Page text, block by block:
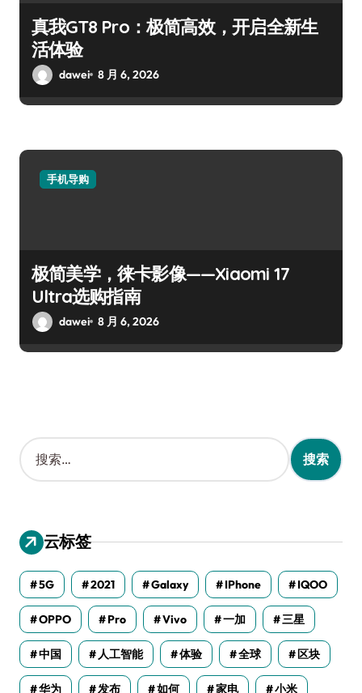
真我GT8 Pro：极简高效，开启全新生
活体验
dawei 8 月 6, 2026
手机导购
极简美学，徕卡影像——Xiaomi 17
Ultra选购指南
dawei 8 月 6, 2026
搜
索
：
云标签
5G 2021 Galaxy IPhone IQOO
OPPO Pro Vivo 一加 三星
中国 人工智能 体验 全球 区块
华为 发布 如何 家电 小米